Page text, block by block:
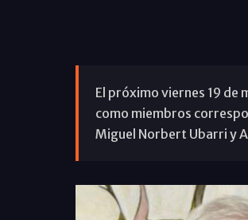
El próximo viernes 19 de
como miembros
Miguel Norbert Ubarri y